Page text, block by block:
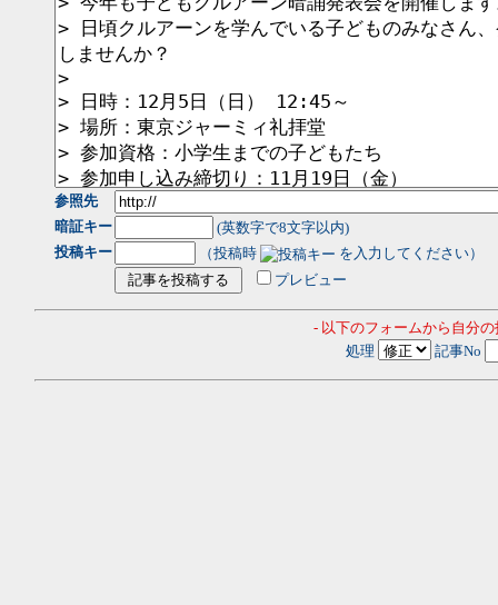
参照先
暗証キー
(英数字で8文字以内)
投稿キー
（投稿時
を入力してください）
プレビュー
- 以下のフォームから自分
処理
記事No